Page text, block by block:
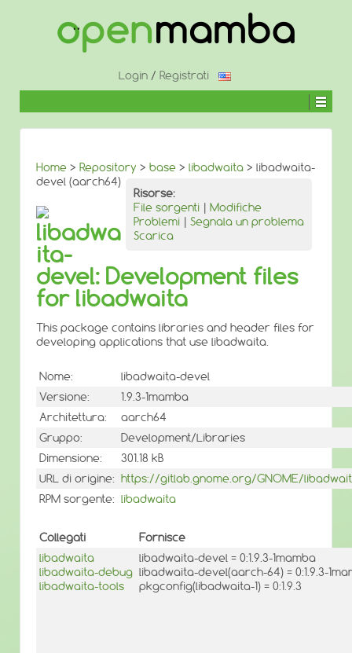
CONTENUTO
Login / Registrati
Home > Repository > base > libadwaita > libadwaita-
devel (aarch64)
Risorse:
File sorgenti | Modifiche
Problemi | Segnala un problema
Scarica
libadwa
ita-
devel: Development files
for libadwaita
This package contains libraries and header files for
developing applications that use libadwaita.
Nome:
libadwaita-devel
Versione:
1.9.3-1mamba
Architettura:
aarch64
Gruppo:
Development/Libraries
Dimensione:
301.18 kB
URL di origine: https://gitlab.gnome.org/GNOME/
RPM sorgente: libadwaita
Collegati
Fornisce
libadwaita
libadwaita-debug
libadwaita-tools
libadwaita-devel = 0:1.9.3-1mamba
libadwaita-devel(aarch-64) = 0:1.9.3-
pkgconfig(libadwaita-1) = 0:1.9.3